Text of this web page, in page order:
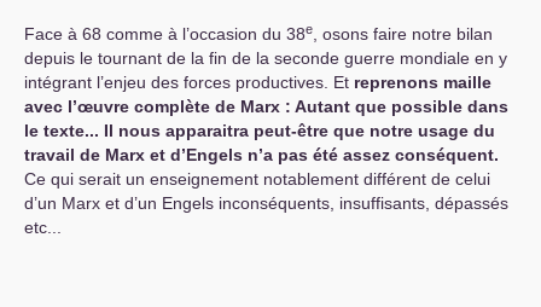
Face à 68 comme à l’occasion du 38e
, osons faire notre bilan
depuis le tournant de la fin de la seconde guerre mondiale en y
intégrant l’enjeu des forces productives. Et reprenons maille
avec l’œuvre complète de Marx : Autant que possible dans
le texte... Il nous apparaitra peut-être que notre usage du
travail de Marx et d’Engels n’a pas été assez conséquent.
Ce qui serait un enseignement notablement différent de celui
d’un Marx et d’un Engels inconséquents, insuffisants, dépassés
etc...